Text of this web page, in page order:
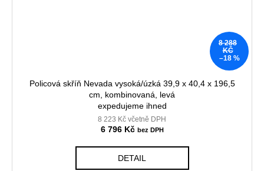
8 288
KČ
–18 %
Policová skříň Nevada vysoká/úzká 39,9 x 40,4 x 196,5
cm, kombinovaná, levá
expedujeme ihned
8 223 Kč včetně DPH
6 796 Kč
DETAIL